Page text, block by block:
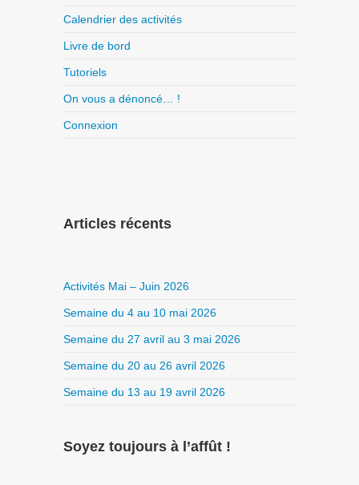
Calendrier des activités
Livre de bord
Tutoriels
On vous a dénoncé… !
Connexion
Articles récents
Activités Mai – Juin 2026
Semaine du 4 au 10 mai 2026
Semaine du 27 avril au 3 mai 2026
Semaine du 20 au 26 avril 2026
Semaine du 13 au 19 avril 2026
Soyez toujours à l’affût !